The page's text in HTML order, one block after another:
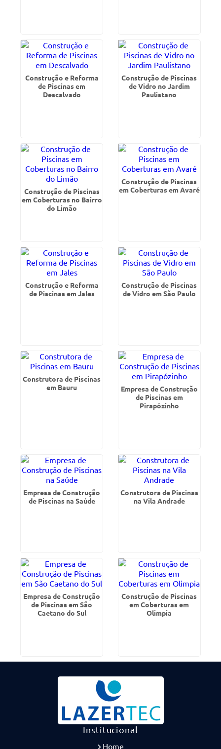
Construção e Reforma
de Piscinas em
Descalvado
Construção de Piscinas
de Vidro no Jardim
Paulistano
Construção de Piscinas
em Coberturas no Bairro
do Limão
Construção de Piscinas
em Coberturas em Avaré
Construção e Reforma
de Piscinas em Jales
Construção de Piscinas
de Vidro em São Paulo
Construtora de Piscinas
em Bauru
Empresa de Construção
de Piscinas em
Pirapózinho
Empresa de Construção
de Piscinas na Saúde
Construtora de Piscinas
na Vila Andrade
Empresa de Construção
de Piscinas em São
Caetano do Sul
Construção de Piscinas
em Coberturas em
Olimpia
Institucional
Home